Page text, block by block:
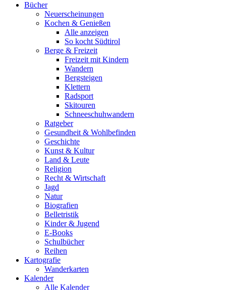
Bücher
Neuerscheinungen
Kochen & Genießen
Alle anzeigen
So kocht Südtirol
Berge & Freizeit
Freizeit mit Kindern
Wandern
Bergsteigen
Klettern
Radsport
Skitouren
Schneeschuhwandern
Ratgeber
Gesundheit & Wohlbefinden
Geschichte
Kunst & Kultur
Land & Leute
Religion
Recht & Wirtschaft
Jagd
Natur
Biografien
Belletristik
Kinder & Jugend
E-Books
Schulbücher
Reihen
Kartografie
Wanderkarten
Kalender
Alle Kalender